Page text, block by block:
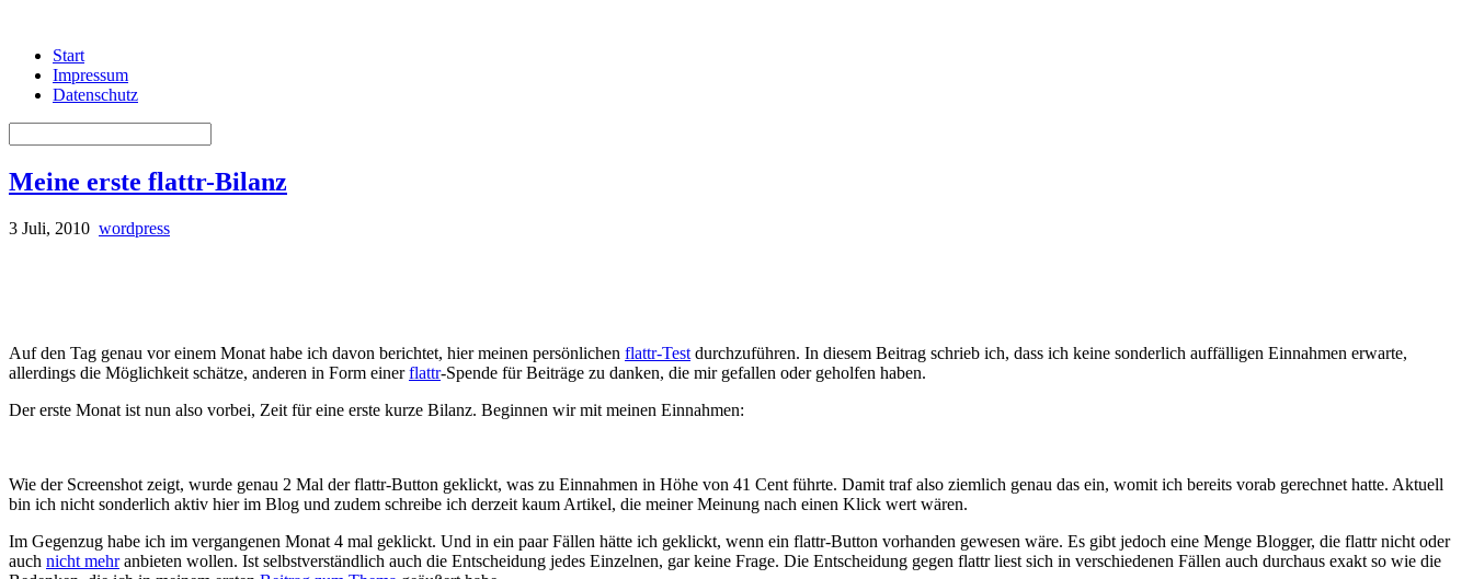
Start
Impressum
Datenschutz
Meine erste flattr-Bilanz
3 Juli, 2010 wordpress
Auf den Tag genau vor einem Monat habe ich davon berichtet, hier meinen persönlichen flattr-Test durchzuführen. In diesem Beitrag schrieb ich, dass ich keine sonderlich auffälligen Einnahmen erwarte,
allerdings die Möglichkeit schätze, anderen in Form einerflattr-Spende für Beiträge zu danken, die mir gefallen oder geholfen haben.
Der erste Monat ist nun also vorbei, Zeit für eine erste kurze Bilanz. Beginnen wir mit meinen Einnahmen:
Wie der Screenshot zeigt, wurde genau 2 Mal der flattr-Button geklickt, was zu Einnahmen in Höhe von 41 Cent führte. Damit traf also ziemlich genau das ein, womit ich bereits vorab gerechnet hatte. Aktuell
bin ich nicht sonderlich aktiv hier im Blog und zudem schreibe ich derzeit kaum Artikel, die meiner Meinung nach einen Klick wert wären.
Im Gegenzug habe ich im vergangenen Monat 4 mal geklickt. Und in ein paar Fällen hätte ich geklickt, wenn ein flattr-Button vorhanden gewesen wäre. Es gibt jedoch eine Menge Blogger, die flattr nicht oder
auch nicht mehranbieten wollen. Ist selbstverständlich auch die Entscheidung jedes Einzelnen, gar keine Frage. Die Entscheidung gegen flattr liest sich in verschiedenen Fällen auch durchaus exakt so wie die